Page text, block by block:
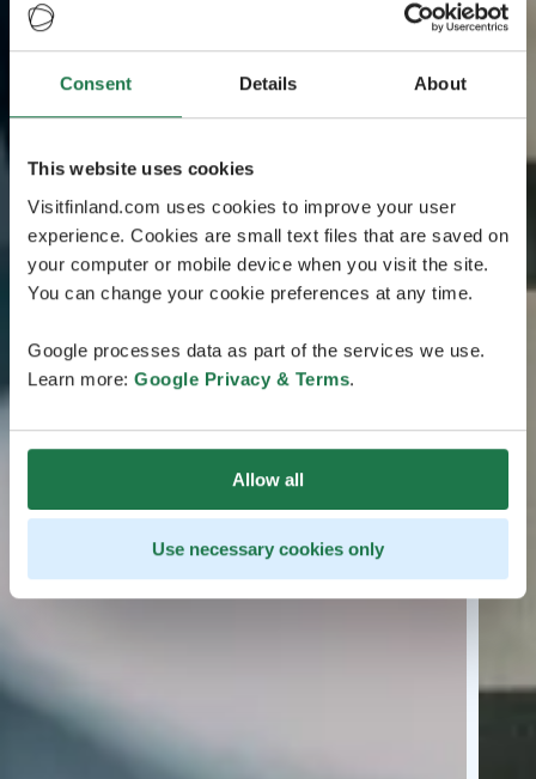
Consent Details About
This website uses cookies
Visitfinland.com uses cookies to improve your user
experience. Cookies are small text files that are saved on
your computer or mobile device when you visit the site.
You can change your cookie preferences at any time.
Google processes data as part of the services we use.
Learn more: Google Privacy & Terms.
Allow all
Use necessary cookies only